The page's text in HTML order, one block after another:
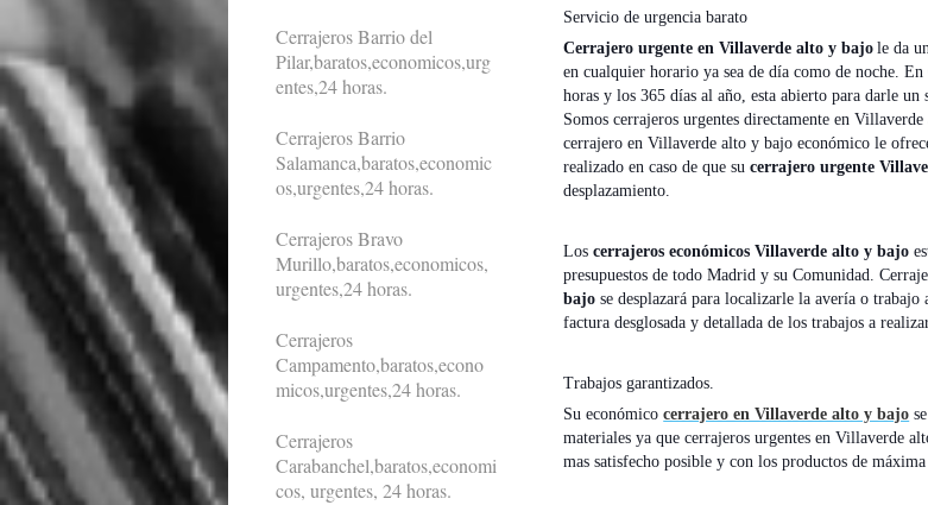
Servicio de urgencia barato
Cerrajero urgente en Villaverde alto y bajo le da
en cualquier horario ya sea de día como de noche.
horas y los 365 días al año, esta abierto para darle
Somos cerrajeros urgentes directamente en
cerrajero en Villaverde alto y bajo económico le
realizado en caso de que sucerrajero urgente
desplazamiento.
Loscerrajeros económicos Villaverde alto y bajo
presupuestos de todo Madrid y su Comunidad.
bajo se desplazará para localizarle la avería o trabajo
factura desglosada y detallada de los trabajos a
Trabajos garantizados.
Su económico cerrajero en Villaverde alto y bajo
materiales ya que cerrajeros urgentes en Villaverde
mas satisfecho posible y con los productos de máxima
Cerrajeros Barrio del
Pilar,baratos,economicos,urg
entes,24 horas.
Cerrajeros Barrio
Salamanca,baratos,economic
os,urgentes,24 horas.
Cerrajeros Bravo
Murillo,baratos,economicos,
urgentes,24 horas.
Cerrajeros
Campamento,baratos,econo
micos,urgentes,24 horas.
Cerrajeros
Carabanchel,baratos,economi
cos, urgentes, 24 horas.